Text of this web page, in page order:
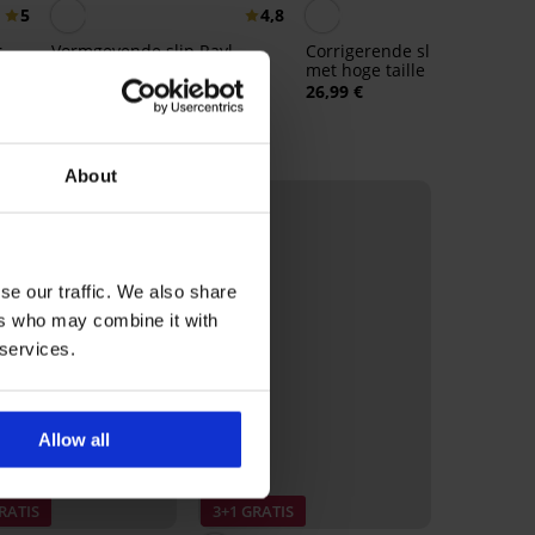
About
our traffic. We also share
who may combine it with
Allow all
5
4,8
Vormgevende slip Rayl
Corrigerende slip Medianna
met hoge taille
26,99 €
3+1 GRATIS